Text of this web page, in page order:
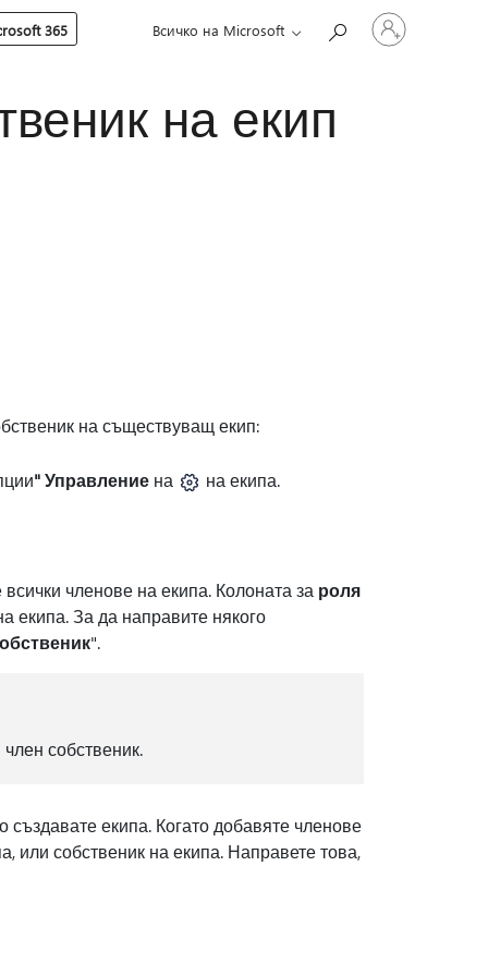
365 Всичко на Microsoft
Влезте
във
вашия
на екип
на съществуващ екип:
" Управление на на екипа.
членове на екипа. Колоната за роля
екипа. За да направите някого
".
собственик.
екипа. Когато добавяте членове
или собственик на екипа. Направете това,